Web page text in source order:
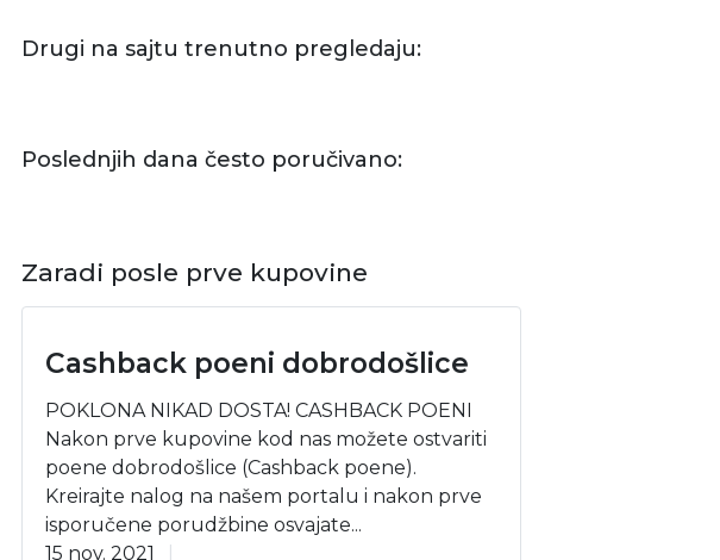
Drugi na sajtu trenutno pregledaju:
Poslednjih dana često poručivano:
Zaradi posle prve kupovine
Cashback poeni dobrodošlice
POKLONA NIKAD DOSTA! CASHBACK POENI
Nakon prve kupovine kod nas možete ostvariti
poene dobrodošlice (Cashback poene).
Kreirajte nalog na našem portalu i nakon prve
isporučene porudžbine osvajate...
15 nov. 2021